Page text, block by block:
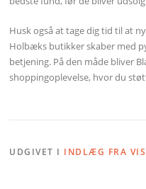
Husk også at tage dig tid til at
Holbæks butikker skaber med
betjening. På den måde bliver
shoppingoplevelse, hvor du
UDGIVET I INDLÆG FRA